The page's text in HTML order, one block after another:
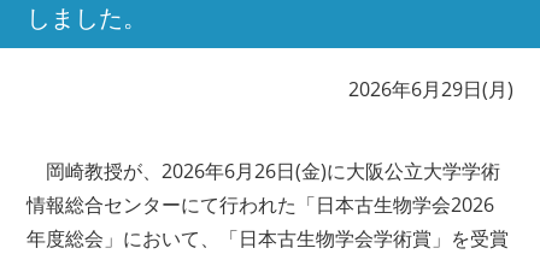
入試情報
広報
しました。
2026年6月29日(月)
岡崎教授が、2026年6月26日(金)に⼤阪公⽴⼤学学術
情報総合センターにて行われた「日本古生物学会2026
年度総会」において、「日本古生物学会学術賞」を受賞